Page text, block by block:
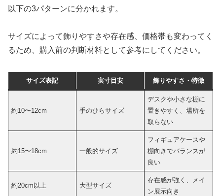
以下の3パターンに分かれます。
サイズによって飾りやすさや存在感、価格帯も変わってく
るため、購入前の判断材料として参考にしてください。
サイズ表記 実寸目安 飾りやすさ・特徴
約10〜12cm 手のひらサイズ
デスクや小さな棚に
置きやすく、場所を
取らない
約15〜18cm 一般的サイズ
フィギュアケースや
棚向きでバランスが
良い
約20cm以上 大型サイズ
存在感が強く、メイ
ン展示向き